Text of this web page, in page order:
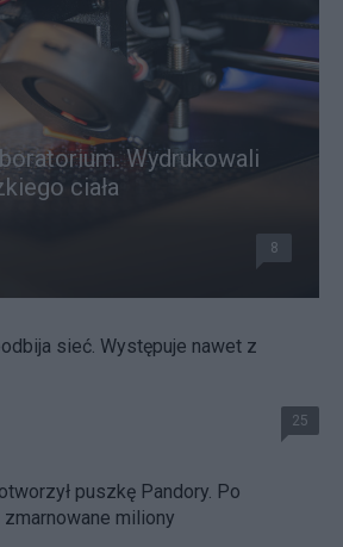
Wydrukowali
ciała
8
sieć. Występuje nawet z
25
puszkę Pandory. Po
zmarnowane miliony